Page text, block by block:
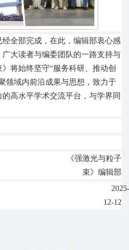
经全部完成，在此，编辑部衷心感
大读者与编委团队的一路支持与
将始终坚守“服务科研、推动创
领域内前沿成果与思想，致力于
高水平学术交流平台，与学界同
《强激光与粒子
束》 编辑部
2025-
12-12